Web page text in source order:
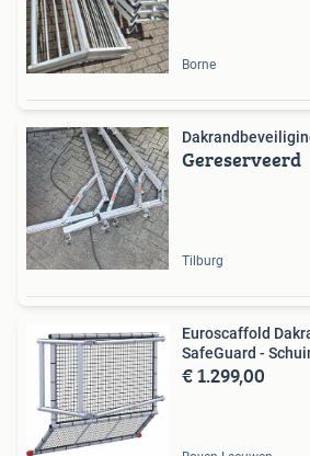
Borne
Gereserveerd
Tilburg
Euroscaffold
SafeGuard -
€ 1.299,00